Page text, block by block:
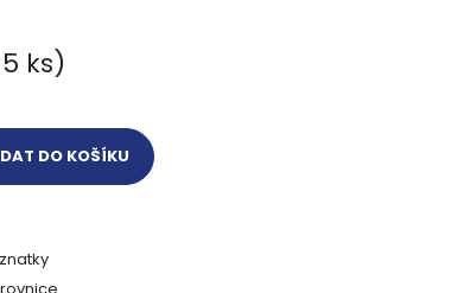
ks)
DO KOŠÍKU